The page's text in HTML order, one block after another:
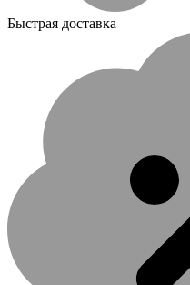
Быстрая доставка